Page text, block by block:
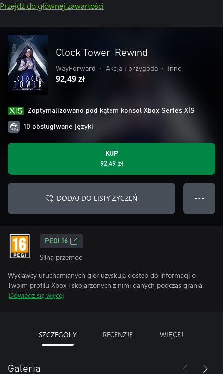
Przejdź do głównej zawartości
Clock Tower: Rewind
WayForward • Akcja i przygoda • Inne
92,49 zł
Zoptymalizowano pod kątem konsol Xbox Series X|S
10 obsługiwane języki
KUP
92,49 zł
DODAJ DO LISTY ŻYCZEŃ ● ● ●
PEGI 16
Silna przemoc
Wydawcy uruchamianych gier uzyskują dostęp do informacji o
Twoim profilu Xbox i skojarzonych z nimi danych podczas grania.
Dowiedz się więcej
SZCZEGÓŁY RECENZJE WIĘCEJ
Galeria